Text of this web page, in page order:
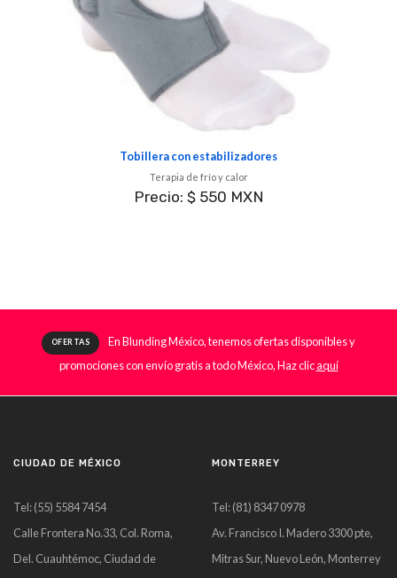
Tobillera con estabilizadores
Terapia de frío y calor
Precio: $ 550 MXN
OFERTAS
En Blunding México, tenemos ofertas disponibles y
promociones con envío gratis a todo México, Haz clicaquí
CIUDAD DE MÉXICO
Tel: (55) 5584 7454
Calle Frontera No.33, Col. Roma,
Del. Cuauhtémoc, Ciudad de
MONTERREY
Tel: (81) 8347 0978
Av. Francisco I. Madero 3300 pte,
Mitras Sur, Nuevo León, Monterrey